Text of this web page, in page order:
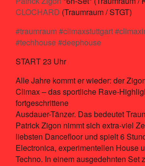
CLOCHARD (Traumraum / STGT)
#traumraum#climaxstuttgart
#techhouse#deephouse
START 23 Uhr
Alle Jahre kommt er wieder: der
Climax – das sportliche Rave-
fortgeschrittene
Ausdauer-Tänzer. Das bedeutet
Patrick Zigon nimmt sich extra-viel
liebsten Dancefloor und spielt 6
Electronica, experimentellen House
Techno. In einem ausgedehnten Set